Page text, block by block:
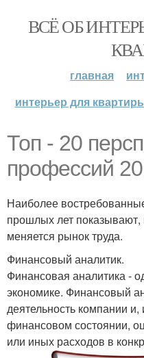
ВСЁ ОБ
главная
интерьер для
Топ - 20
профессий
Наиболее
прошлых лет показывают,
меняется рынок труда.
Финансовый аналитик.
Финансовая аналитика -
экономике. Финансовый
деятельность компании
финансовом состоянии,
или иных расходов в